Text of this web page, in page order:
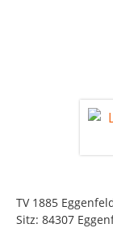
TV 1885
Sitz: 84307